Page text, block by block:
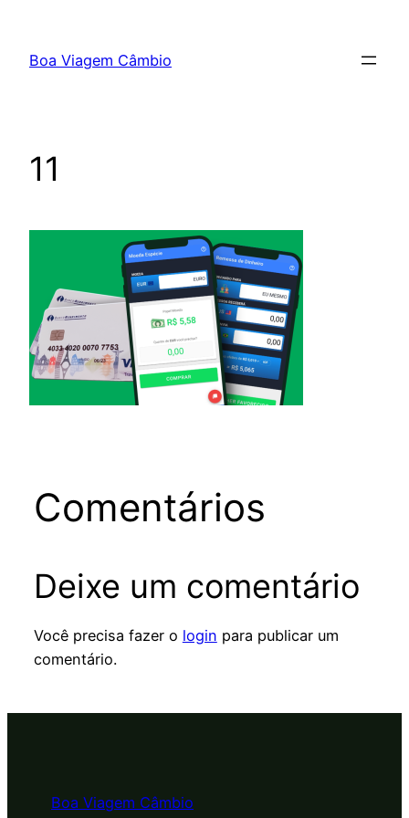
Boa Viagem Câmbio
11
Comentários
Deixe um comentário
Você precisa fazer o login para publicar um
comentário.
Boa Viagem Câmbio